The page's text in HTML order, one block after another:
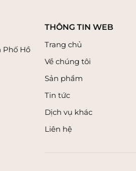
Phố Hồ
THÔNG TIN WEB
Trang chủ
Về chúng tôi
Sản phẩm
Tin tức
Dịch vụ khác
Liên hệ